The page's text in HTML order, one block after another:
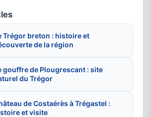
Trégor breton : histoire et
de la région
gouffre de Plougrescant : site
du Trégor
de Costaérès à Trégastel :
et visite